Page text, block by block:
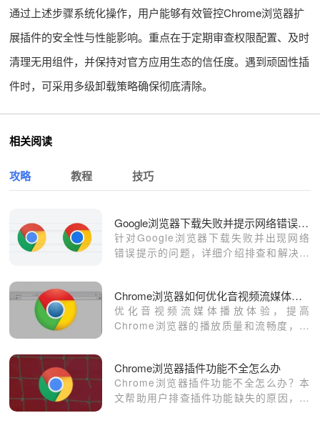
通过上述步骤系统化操作，用户能够有效管控Chrome浏览器扩
展插件的安全性与性能影响。重点在于定期审查权限配置、及时
清理无用组件，并保持对官方应用生态的信任度。遇到顽固性插
件时，可采用多级卸载策略确保彻底清除。
相关阅读
攻略 教程 技巧
Google浏览器下载失败并提示网络错误的解决方案
针对Google浏览器下载失败并出现网络
错误提示的问题，详细介绍排查和解决方
Chrome浏览器如何优化音视频流媒体播放体验
优化音视频流媒体播放体验，提高
Chrome浏览器的播放质量和流畅度，减
Chrome浏览器插件功能不全怎么办
Chrome浏览器插件功能不全怎么办？本
文帮助用户排查插件功能缺失的原因，恢